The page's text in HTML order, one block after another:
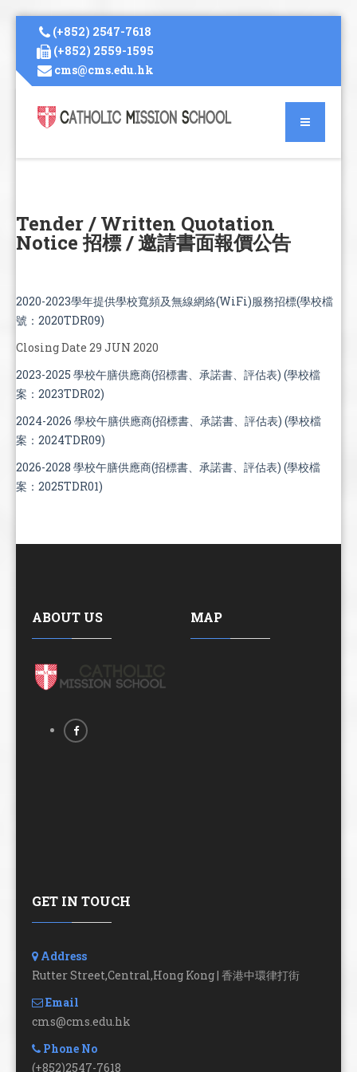
(+852) 2547-7618
(+852) 2559-1595
cms@cms.edu.hk
Tender / Written Quotation
Notice 招標 / 邀請書面報價公告
2020-2023學年提供學校寬頻及無線網絡(WiFi)服務招標(學校檔
號：2020TDR09)
Closing Date 29 JUN 2020
2023-2025 學校午膳供應商(招標書、承諾書、評估表) (學校檔
案：2023TDR02)
2024-2026 學校午膳供應商(招標書、承諾書、評估表) (學校檔
案：2024TDR09)
2026-2028 學校午膳供應商(招標書、承諾書、評估表) (學校檔
案：2025TDR01)
ABOUT US MAP
GET IN TOUCH
Address
Rutter Street,Central,Hong Kong | 香港中環律打街
Email
cms@cms.edu.hk
Phone No
(+852)2547-7618